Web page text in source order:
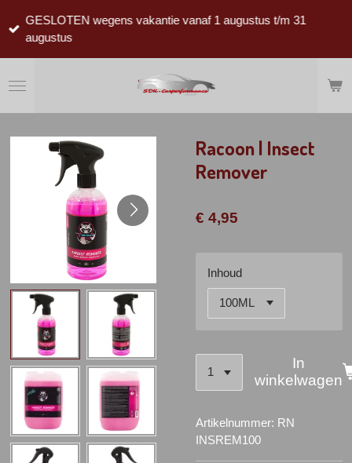
direct
hoofdinhoud
GESLOTEN wegens vakantie vanaf 1 augustus t/m 31
augustus
Racoon | Insect
Remover
€ 4,95
Inhoud
In
winkelwagen
Artikelnummer: RN
INSREM100